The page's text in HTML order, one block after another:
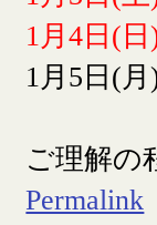
1月4日(
1月5日(
ご理解の
Permalink